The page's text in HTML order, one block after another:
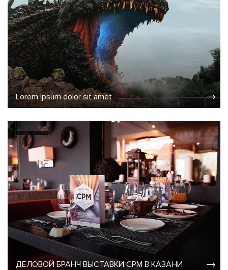
Lorem ipsum dolor sit amet
ДЕЛОВОЙ БРАНЧ ВЫСТАВКИ CPM В КАЗАНИ